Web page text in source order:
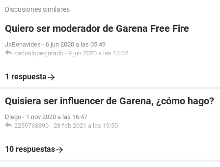
Discusiones similares
Quiero ser moderador de Garena Free Fire
JsBenavides - 6 jun 2020 a las 05:49
carloslopezjurado - 9 jun 2020 a las 13:07
1 respuesta
Quisiera ser influencer de Garena, ¿cómo hago?
Diego - 1 nov 2020 a las 16:47
2259768890 - 28 feb 2021 a las 19:50
10 respuestas